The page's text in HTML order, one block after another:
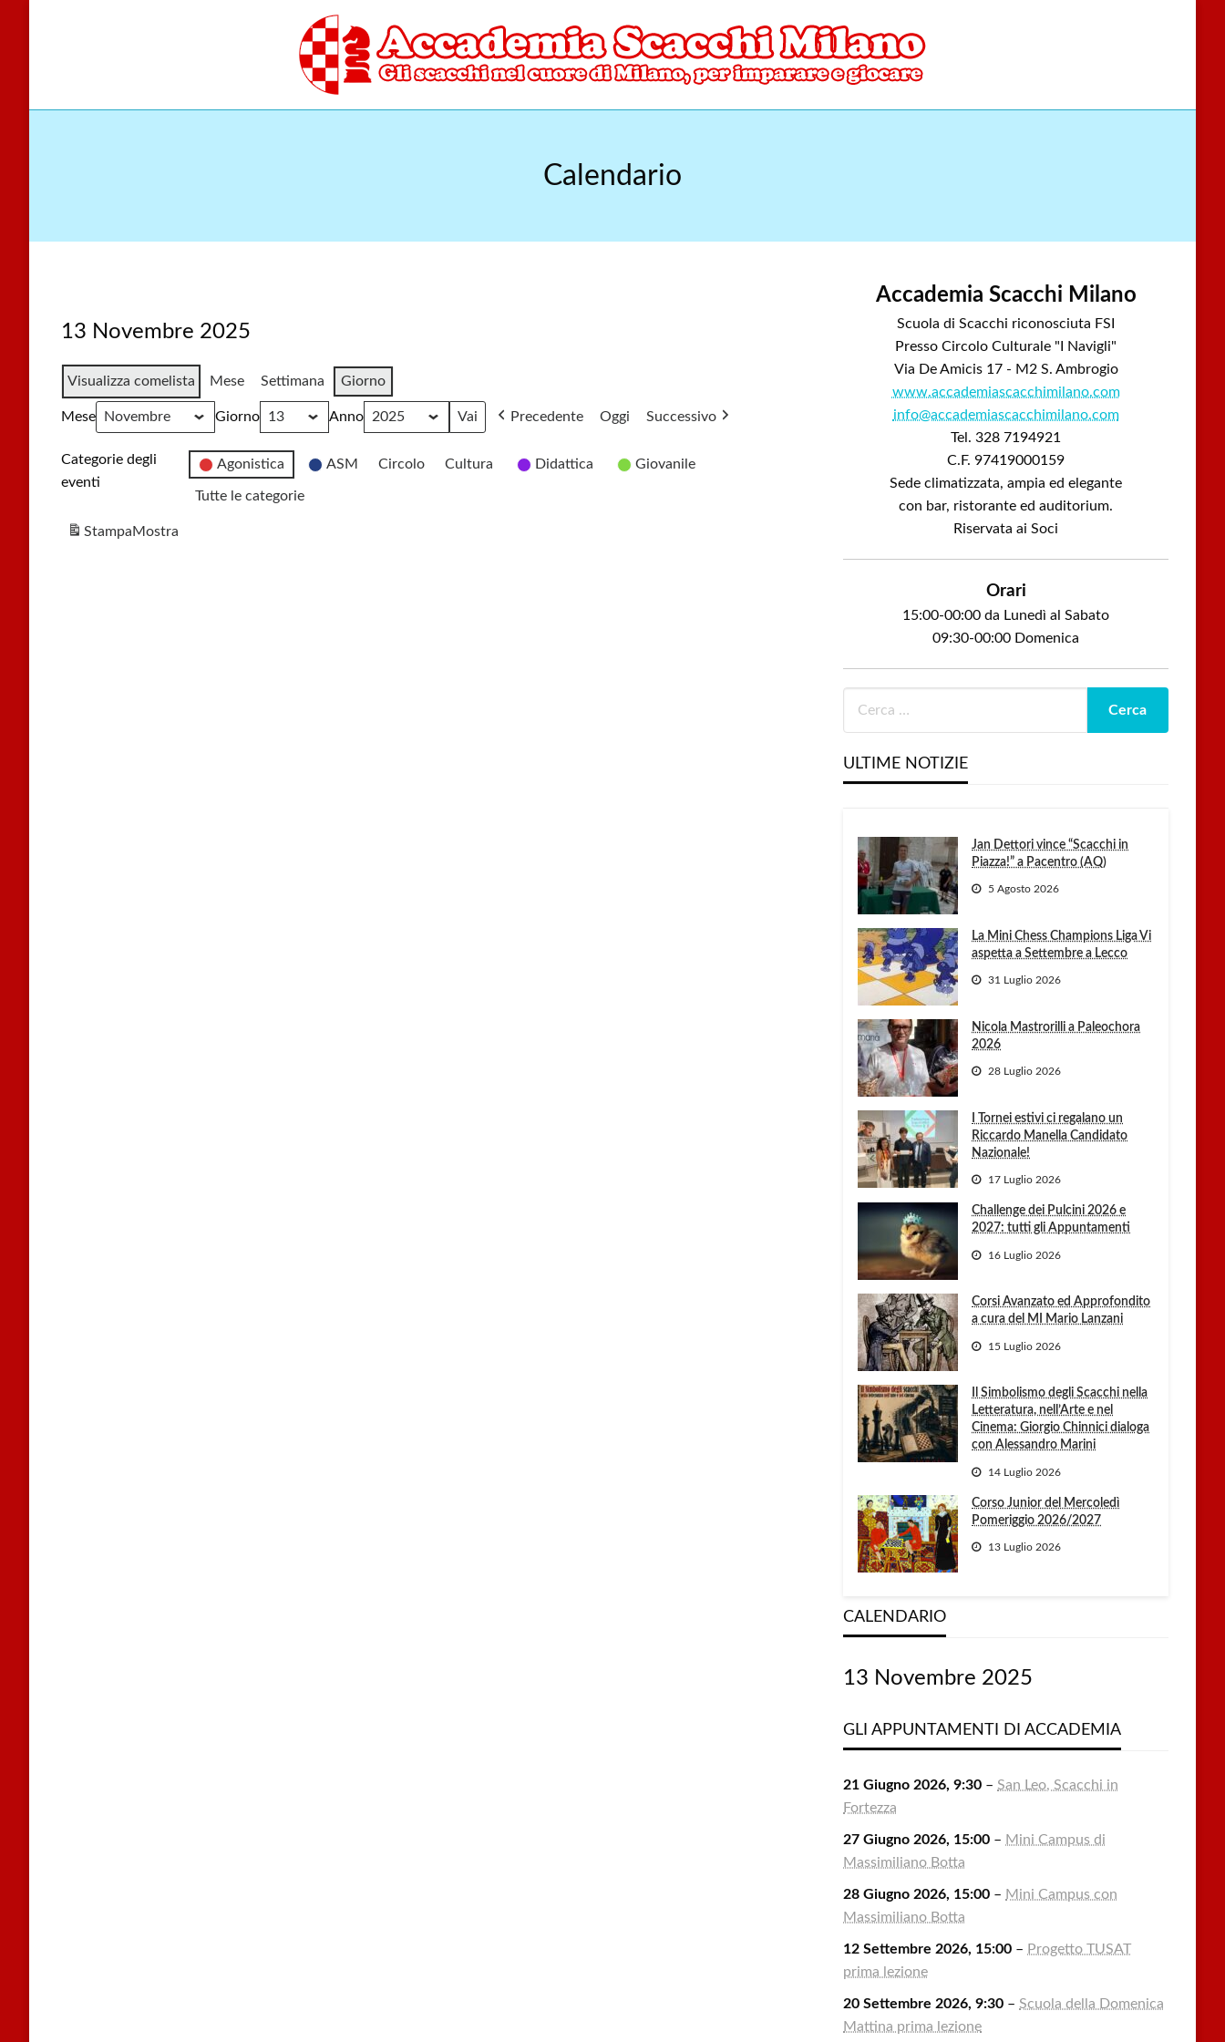
Gli scacchi nel cuore di Milano
Calendario
13 Novembre 2025
Visualizza come lista Mese Settimana Giorno
Mese Giorno Anno Precedente Oggi Successivo
Categorie degli
eventi
Agonistica ASM Circolo Cultura Didattica Giovanile
Tutte le categorie
StampaMostra
Accademia Scacchi Milano
Scuola di Scacchi riconosciuta FSI
Presso Circolo Culturale "I Navigli"
Via De Amicis 17 - M2 S. Ambrogio
www.accademiascacchimilano.com
info@accademiascacchimilano.com
Tel. 328 7194921
C.F. 97419000159
Sede climatizzata, ampia ed elegante
con bar, ristorante ed auditorium.
Riservata ai Soci
Orari
15:00-00:00 da Lunedì al Sabato
09:30-00:00 Domenica
ULTIME NOTIZIE
Jan Dettori vince “Scacchi in
Piazza!” a Pacentro (AQ)
5 Agosto 2026
La Mini Chess Champions Liga Vi
aspetta a Settembre a Lecco
31 Luglio 2026
Nicola Mastrorilli a Paleochora
2026
28 Luglio 2026
I Tornei estivi ci regalano un
Riccardo Manella Candidato
Nazionale!
17 Luglio 2026
Challenge dei Pulcini 2026 e
2027: tutti gli Appuntamenti
16 Luglio 2026
Corsi Avanzato ed Approfondito
a cura del MI Mario Lanzani
15 Luglio 2026
Il Simbolismo degli Scacchi nella
Letteratura, nell’Arte e nel
Cinema: Giorgio Chinnici dialoga
con Alessandro Marini
14 Luglio 2026
Corso Junior del Mercoledì
Pomeriggio 2026/2027
13 Luglio 2026
CALENDARIO
13 Novembre 2025
GLI APPUNTAMENTI DI ACCADEMIA
21 Giugno 2026, 9:30 –San Leo, Scacchi in
Fortezza
27 Giugno 2026, 15:00 – Mini Campus di
Massimiliano Botta
28 Giugno 2026, 15:00 – Mini Campus con
Massimiliano Botta
12 Settembre 2026, 15:00 – Progetto TUSAT
prima lezione
20 Settembre 2026, 9:30 –Scuola della Domenica
Mattina prima lezione